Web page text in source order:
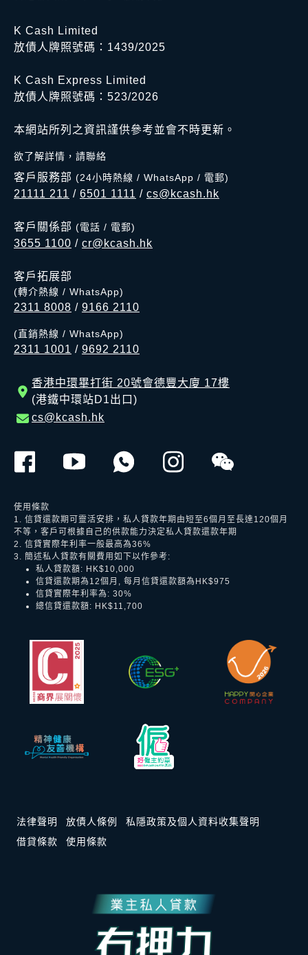
K Cash Limited
放債人牌照號碼：1439/2025
K Cash Express Limited
放債人牌照號碼：523/2026
本網站所列之資訊謹供參考並會不時更新。
欲了解詳情，請聯絡
客戶服務部 (24小時熱線 / WhatsApp / 電郵)
21111 211 / 6501 1111 / cs@kcash.hk
客戶關係部 (電話 / 電郵)
3655 1100 / cr@kcash.hk
客戶拓展部
(轉介熱線 / WhatsApp)
2311 8008 / 9166 2110
(直銷熱線 / WhatsApp)
2311 1001 / 9692 2110
香港中環畢打街 20號會德豐大廈 17樓
(港鐵中環站D1出口)
cs@kcash.hk
使用條款
1. 信貸還款期可靈活安排，私人貸款年期由短至6個月至長達120個月
不等，客戶可根據自己的供款能力決定私人貸款還款年期
2. 信貸實際年利率一般最高為36%
3. 簡述私人貸款有關費用如下以作參考:
私人貸款額: HK$10,000
信貸還款期為12個月, 每月信貸還款額為HK$975
信貸實際年利率為: 30%
總信貸還款額: HK$11,700
法律聲明 放債人條例
私隱政策及個人資料收集聲明
借貸條款
使用條款